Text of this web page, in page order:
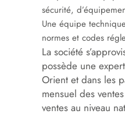
sécurité,
Une équipe
normes et codes
La société
possède une
Orient et dans les
mensuel des
ventes au niveau